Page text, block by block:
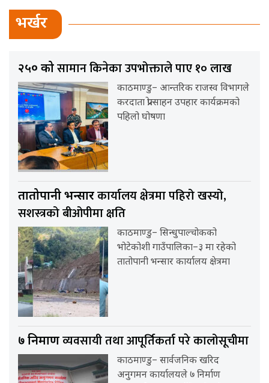
भर्खर
२५० कोसामान किनेका उपभोक्ताले पाए १० लाख
काठमाण्डु– आन्तरिक राजस्व विभागले
करदाता प्रोत्साहन उपहार कार्यक्रमको
पहिलो घोषणा
तातोपानी भन्सारकार्यालय क्षेत्रमा पहिरो खस्यो,
सशस्त्रको बीओपीमा क्षति
काठमाण्डु– सिन्धुपाल्चोकको
भोटेकोशी गाउँपालिका–३ मा रहेको
तातोपानी भन्सार कार्यालय क्षेत्रमा
७ निर्माणव्यवसायी तथा आपूर्तिकर्ता परे कालोसूचीमा
काठमाण्डु– सार्वजनिक खरिद
अनुगमन कार्यालयले ७ निर्माण